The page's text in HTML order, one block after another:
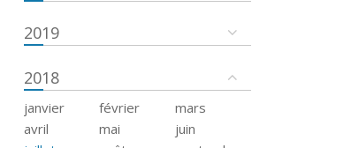
2019
2018
janvier février
mars
avril
mai
juin